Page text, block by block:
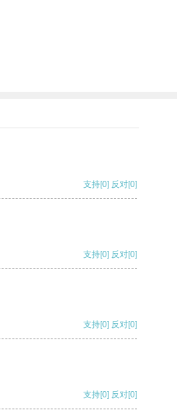
支持[0] 反对[0]
支持[0] 反对[0]
支持[0] 反对[0]
支持[0] 反对[0]